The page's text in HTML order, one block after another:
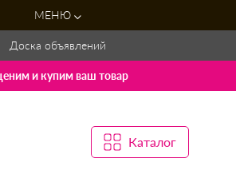
МЕНЮ
Доска объявлений
и купим ваш товар
Каталог